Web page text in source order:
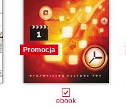
Promocja
ebook